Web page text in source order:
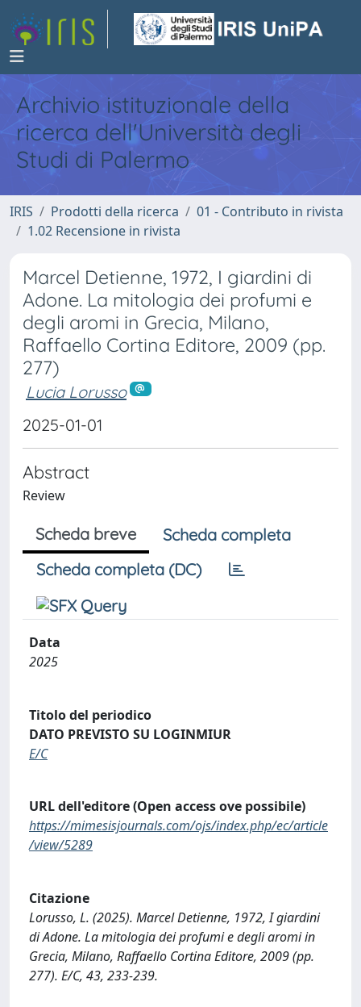
Archivio istituzionale della
ricerca dell'Università degli
Studi di Palermo
IRIS Prodotti della ricerca
01 - Contributo in rivista
1.02 Recensione in rivista
Marcel Detienne, 1972, I giardini di
Adone. La mitologia dei profumi e
degli aromi in Grecia, Milano,
Raffaello Cortina Editore, 2009 (pp.
277)
Lucia Lorusso
2025-01-01
Abstract
Review
Scheda breve
Scheda completa
Scheda completa (DC)
Data
2025
Titolo del periodico
DATO PREVISTO SU LOGINMIUR
E/C
URL dell'editore (Open access ove possibile)
https://mimesisjournals.com/ojs/index.php/ec/article
/view/5289
Citazione
Lorusso, L. (2025). Marcel Detienne, 1972, I giardini
di Adone. La mitologia dei profumi e degli aromi in
Grecia, Milano, Raffaello Cortina Editore, 2009 (pp.
277). E/C, 43, 233-239.